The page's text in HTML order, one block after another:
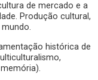
de mercado e a
Produção cultural,
histórica de